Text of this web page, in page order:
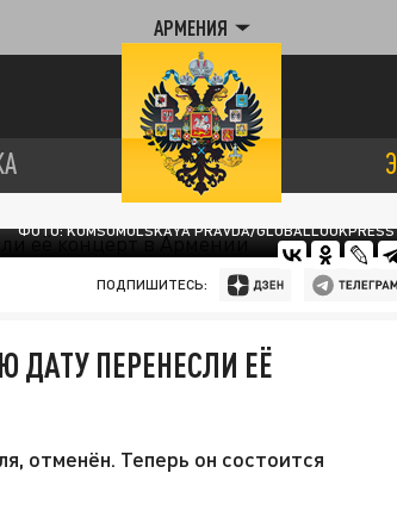
АРМЕНИЯ
ФОТО: KOMSOMOLSKAYA PRAVDA/GLOBALLOOKPRESS
ПОДПИШИТЕСЬ:
ДАТУ ПЕРЕНЕСЛИ ЕЁ
отменён. Теперь он состоится